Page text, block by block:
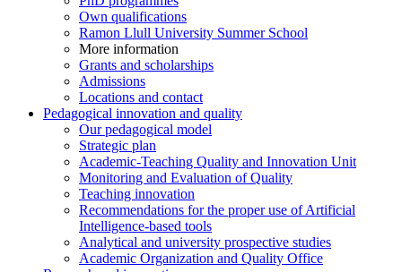
Own qualifications
Ramon Llull University Summer School
More information
Grants and scholarships
Admissions
Locations and contact
Pedagogical innovation and quality
Our pedagogical model
Strategic plan
Academic-Teaching Quality and Innovation Unit
Monitoring and Evaluation of Quality
Teaching innovation
Recommendations for the proper use of Artificial
Intelligence-based tools
Analytical and university prospective studies
Academic Organization and Quality Office